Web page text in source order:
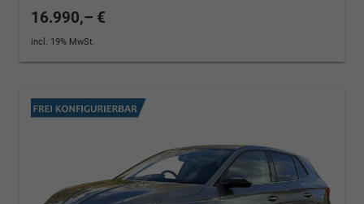
16.990,– €
incl. 19% MwSt.